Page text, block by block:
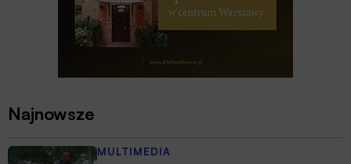
Najnowsze
MULTIMEDIA